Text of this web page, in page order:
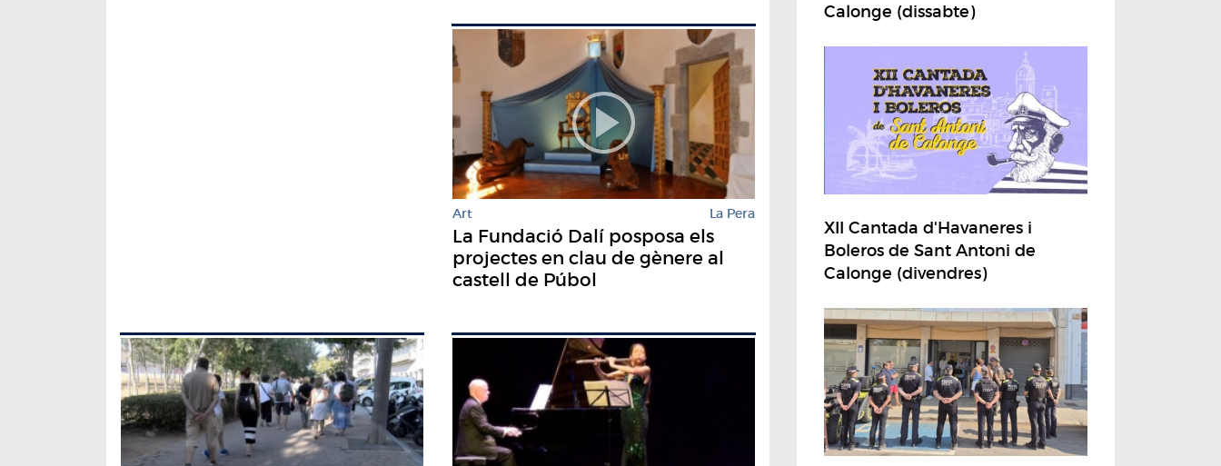
Art La Pera
La Fundació Dalí posposa els
projectes en clau de gènere al
castell de Púbol
Calonge (dissabte)
XII Cantada d'Havaneres i
Boleros de Sant Antoni de
Calonge (divendres)